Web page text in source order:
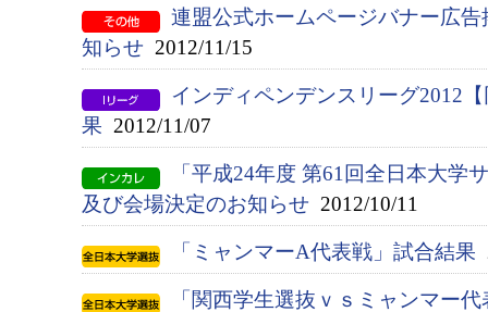
連盟公式ホームページバナー広
知らせ 2012/11/15
インディペンデンスリーグ2012
果 2012/11/07
「平成24年度 第61回全日本大学
及び会場決定のお知らせ 2012/10/11
「ミャンマーA代表戦」試合結果
「関西学生選抜ｖｓミャンマー